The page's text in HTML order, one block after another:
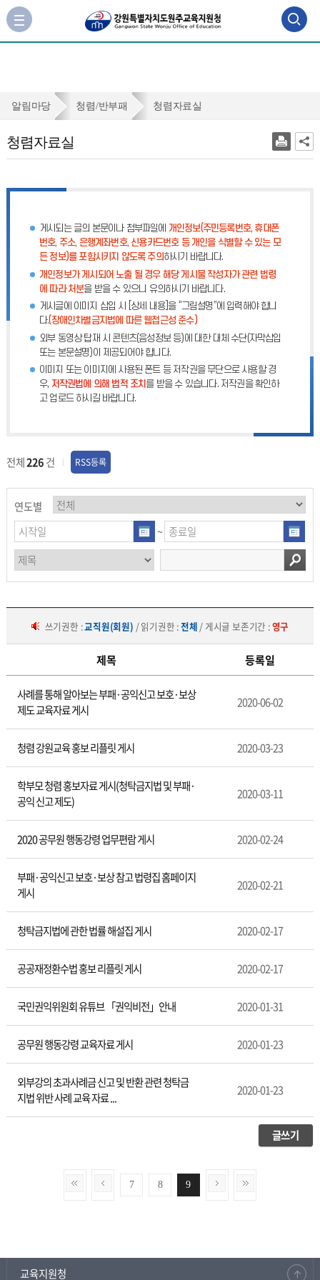
검
색
기
사
이
가
청
자
실
알림마당 청렴/반부패 청렴자료실
청렴자료실
게시되는 글의 본문이나 첨부파일에 개인정보(주민등록번호, 휴대폰
번호, 주소, 은행계좌번호, 신용카드번호 등 개인을 식별할 수 있는 모
든 정보)를 포함시키지 않도록 주의하시기 바랍니다.
개인정보가 게시되어 노출 될 경우 해당 게시물 작성자가 관련 법령
에 따라 처분을 받을 수 있으니 유의하시기 바랍니다.
게시글에 이미지 삽입 시 [상세 내용]을 “그림설명”에 입력해야 합니
다.(장애인차별금지법에 따른 웹접근성 준수)
외부 동영상 탑재 시 콘텐츠(음성정보 등)에 대한 대체 수단(자막삽입
또는 본문설명)이 제공되어야 합니다.
이미지 또는 이미지에 사용된 폰트 등 저작권을 무단으로 사용할 경
우, 저작권법에 의해 법적 조치 를 받을 수 있습니다. 저작권을 확인하
고 업로드 하시길 바랍니다.
전체226건 RSS등록
연도별
~
쓰기권한 :교직원(회원) / 읽기권한 :전체 / 게시글 보존기간 :영구
료
제목 등록일
사례를 통해 알아보는 부패·공익신고 보호·보상
제도 교육자료 게시
2020-06-02
청렴 강원교육 홍보 리플릿 게시 2020-03-23
학부모 청렴 홍보자료 게시(청탁금지법 및 부패·
공익 신고 제도)
2020-03-11
2020 공무원 행동강령 업무편람 게시 2020-02-24
부패·공익신고 보호·보상 참고 법령집 홈페이지
게시
2020-02-21
청탁금지법에 관한 법률 해설집 게시 2020-02-17
공공재정환수법 홍보 리플릿 게시 2020-02-17
국민권익위원회 유튜브 「권익비전」안내 2020-01-31
공무원 행동강령 교육자료 게시 2020-01-23
외부강의 초과사례금 신고 및 반환 관련 청탁금
지법 위반 사례 교육 자료 ...
2020-01-23
글쓰기
7 8 9
교육지원청